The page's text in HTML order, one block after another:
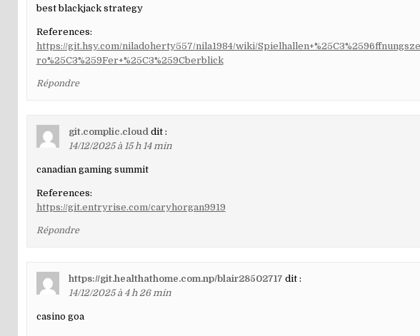
best blackjack strategy
References:
https://git.hsy.com/niladoherty557/nila1984/wiki/
ro%25C3%259Fer+%25C3%259Cberblick
Répondre
git.complic.cloud dit :
14/12/2025 à 15 h 14 min
canadian gaming summit
References:
https://git.entryrise.com/caryhorgan9919
Répondre
https://git.healthathome.com.np/blair28502717 dit :
14/12/2025 à 4 h 26 min
casino goa